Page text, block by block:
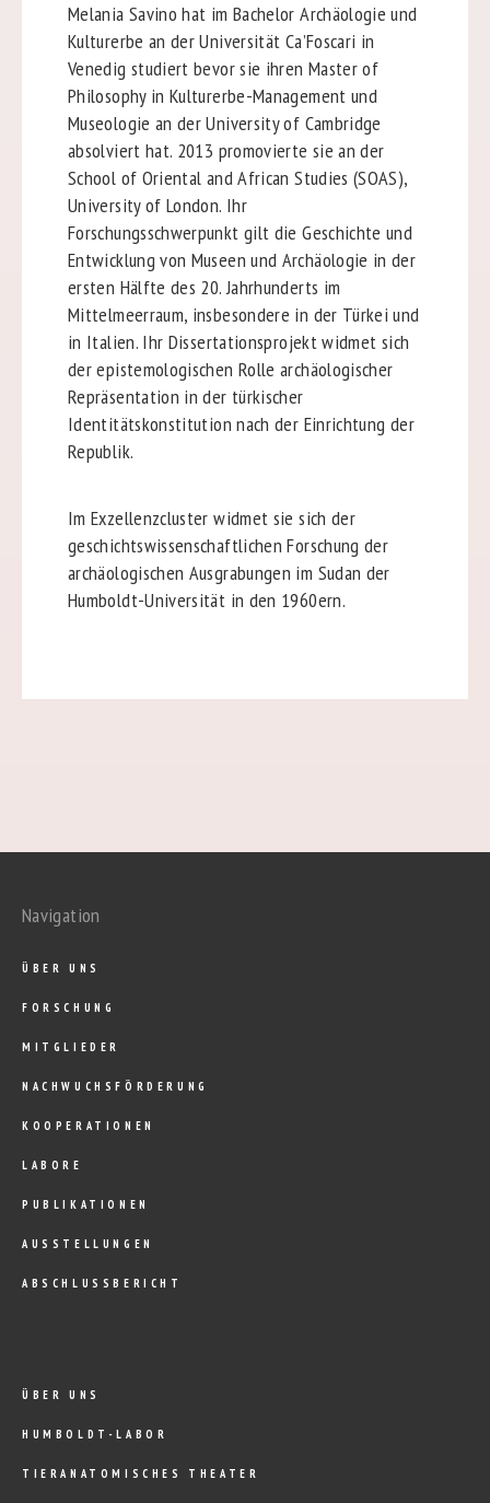
Melania Savino hat im Bachelor Archäologie und
Kulturerbe an der Universität Ca’Foscari in
Venedig studiert bevor sie ihren Master of
Philosophy in Kulturerbe-Management und
Museologie an der University of Cambridge
absolviert hat. 2013 promovierte sie an der
School of Oriental and African Studies (SOAS),
University of London. Ihr
Forschungsschwerpunkt gilt die Geschichte und
Entwicklung von Museen und Archäologie in der
ersten Hälfte des 20. Jahrhunderts im
Mittelmeerraum, insbesondere in der Türkei und
in Italien. Ihr Dissertationsprojekt widmet sich
der epistemologischen Rolle archäologischer
Repräsentation in der türkischer
Identitätskonstitution nach der Einrichtung der
Republik.
Im Exzellenzcluster widmet sie sich der
geschichtswissenschaftlichen Forschung der
archäologischen Ausgrabungen im Sudan der
Humboldt-Universität in den 1960ern.
Navigation
ÜBER UNS
FORSCHUNG
MITGLIEDER
NACHWUCHSFÖRDERUNG
KOOPERATIONEN
LABORE
PUBLIKATIONEN
AUSSTELLUNGEN
ABSCHLUSSBERICHT
ÜBER UNS
HUMBOLDT-LABOR
TIERANATOMISCHES THEATER